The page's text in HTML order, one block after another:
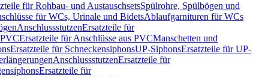
für Rohbau- und AustauschsetsSpülrohre, Spülbögen und
für WCs, Urinale und BidetsAblaufgarnituren für WCs
AnschlussstutzenErsatzteile für
Ersatzteile für Anschlüsse aus PVCManschetten und
Ersatzteile für SchneckensiphonsUP-SiphonsErsatzteile für UP-
AnschlussstutzenErsatzteile für
Ersatzteile für